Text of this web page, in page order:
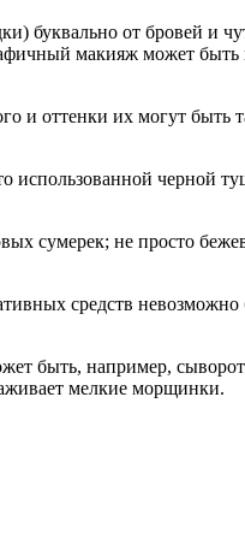
буквально от бровей и
макияж может
и оттенки их могут быть
использованной черной
сумерек; не просто
средств невозможно
быть, например,
мелкие морщинки.